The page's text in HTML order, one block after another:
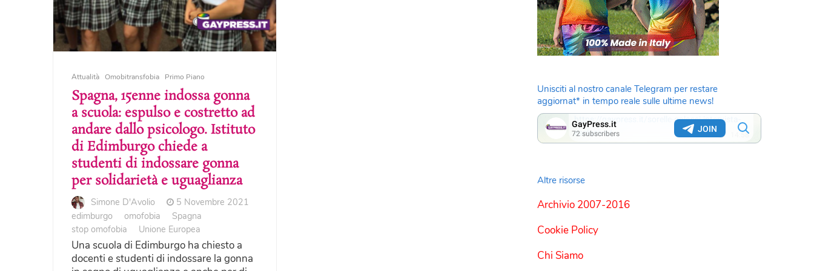
Attualità Omobitransfobia Primo Piano
Spagna, 15enne indossa gonna
a scuola: espulso e costretto ad
andare dallo psicologo. Istituto
di Edimburgo chiede a
studenti di indossare gonna
per solidarietà e uguaglianza
Simone D'Avolio
5 Novembre 2021
edimburgo
omofobia
Spagna
stop omofobia
Unione Europea
Una scuola di Edimburgo ha chiesto a
docenti e studenti di indossare la gonna
Unisciti al nostro canale Telegram per restare
aggiornat* in tempo reale sulle ultime news!
Altre risorse
Archivio 2007-2016
Cookie Policy
Chi Siamo